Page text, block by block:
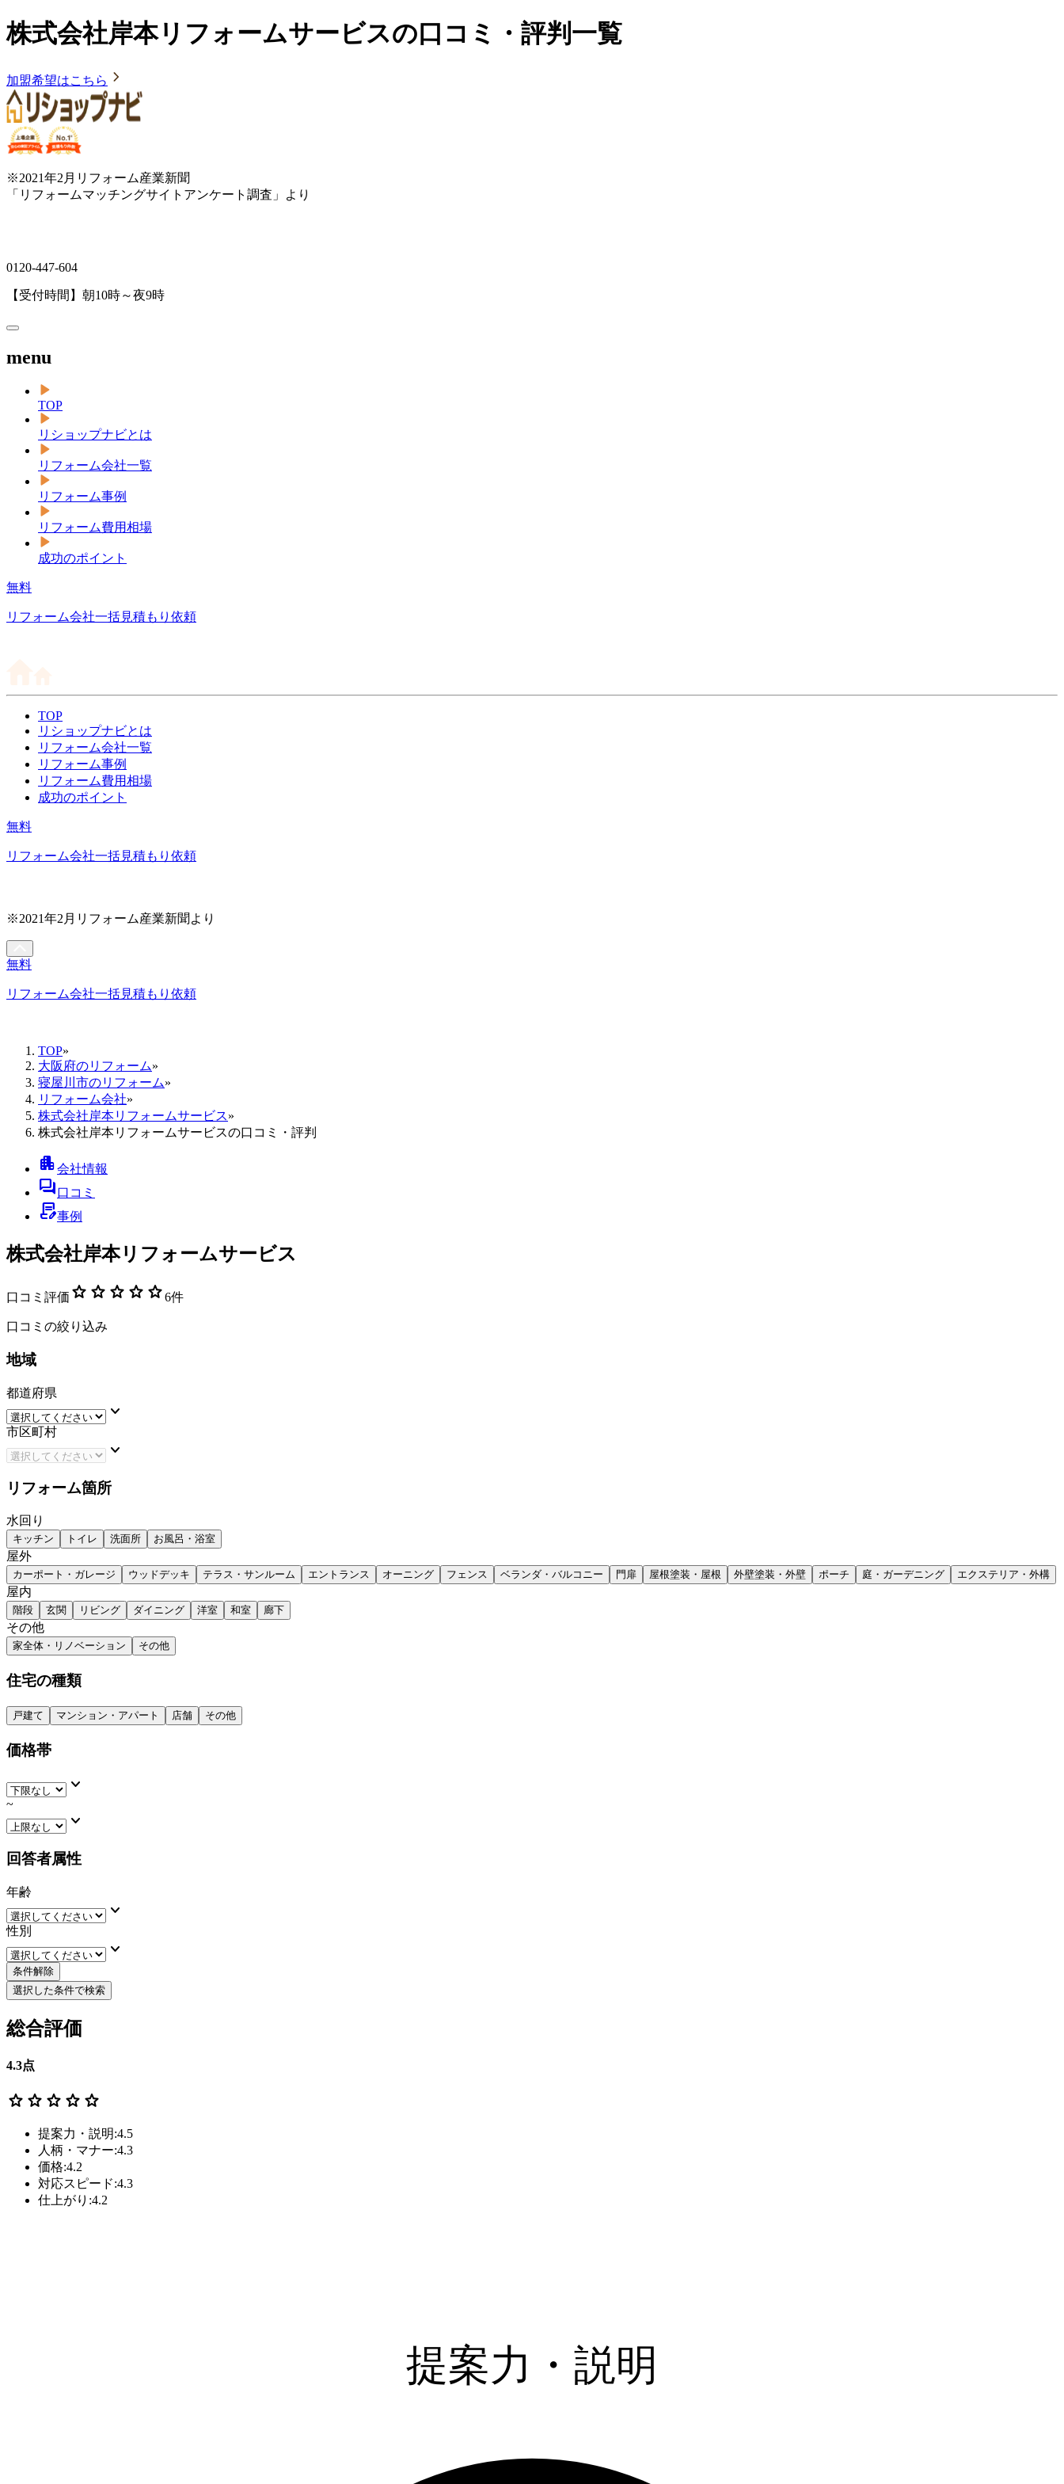
株式会社岸本リフォームサービスの口コミ・評判一覧
加盟希望はこちら
※2021年2月リフォーム産業新聞
「リフォームマッチングサイトアンケート調査」より
0120-447-604
【受付時間】朝10時～夜9時
menu
TOP
リショップナビとは
リフォーム会社一覧
リフォーム事例
リフォーム費用相場
成功のポイント
無料
リフォーム会社一括見積もり依頼
TOP
リショップナビとは
リフォーム会社一覧
リフォーム事例
リフォーム費用相場
成功のポイント
無料
リフォーム会社一括見積もり依頼
※2021年2月リフォーム産業新聞より
無料
リフォーム会社一括見積もり依頼
TOP»
大阪府のリフォーム»
寝屋川市のリフォーム»
リフォーム会社»
株式会社岸本リフォームサービス»
株式会社岸本リフォームサービスの口コミ・評判
apartment会社情報
forum口コミ
contract_edit事例
株式会社岸本リフォームサービス
口コミ評価 star star star star star6件
口コミの絞り込み
地域
都道府県
keyboard_arrow_down
市区町村
keyboard_arrow_down
リフォーム箇所
水回り
キッチン トイレ 洗面所 お風呂・浴室
屋外
カーポート・ガレージ ウッドデッキ テラス・サンルーム エントランス オーニング フェンス ベランダ・バルコニー 門扉 屋根塗装・屋根 外壁塗装・外壁 ポーチ 庭・ガーデニング エクステリア・外構
屋内
階段 玄関 リビング ダイニング 洋室 和室 廊下
その他
家全体・リノベーション その他
住宅の種類
戸建て マンション・アパート 店舗 その他
価格帯
keyboard_arrow_down
~
keyboard_arrow_down
回答者属性
年齢
keyboard_arrow_down
性別
keyboard_arrow_down
条件解除
選択した条件で検索
総合評価
4.3点
star star star star star
提案力・説明:4.5
人柄・マナー:4.3
価格:4.2
対応スピード:4.3
仕上がり:4.2
提案力・説明